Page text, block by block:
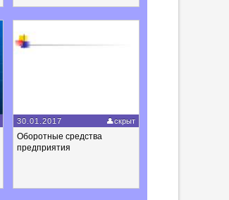
30.01.2017 скрыт
Оборотные средства
предприятия